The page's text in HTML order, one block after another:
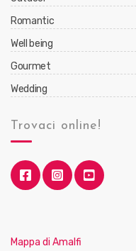
Romantic
Well being
Gourmet
Wedding
Trovaci online!
Mappa di Amalfi